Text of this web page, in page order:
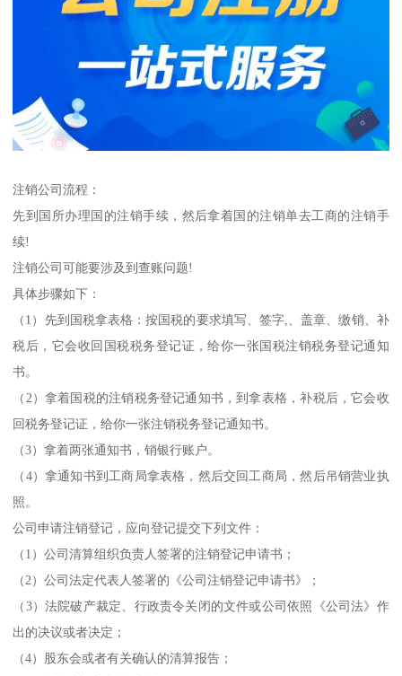
注销公司流程：
先到国所办理国的注销手续，然后拿着国的注销单去工商的注销手
续!
注销公司可能要涉及到查账问题!
具体步骤如下：
（1）先到国税拿表格：按国税的要求填写、签字,、盖章、缴销、补
税后，它会收回国税税务登记证，给你一张国税注销税务登记通知
书。
（2）拿着国税的注销税务登记通知书，到拿表格，补税后，它会收
回税务登记证，给你一张注销税务登记通知书。
（3）拿着两张通知书，销银行账户。
（4）拿通知书到工商局拿表格，然后交回工商局，然后吊销营业执
照。
公司申请注销登记，应向登记提交下列文件：
（1）公司清算组织负责人签署的注销登记申请书；
（2）公司法定代表人签署的《公司注销登记申请书》；
（3）法院破产裁定、行政责令关闭的文件或公司依照《公司法》作
出的决议或者决定；
（4）股东会或者有关确认的清算报告；